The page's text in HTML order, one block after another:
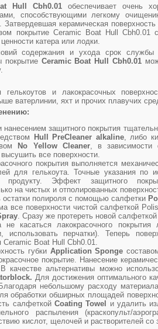
Hull Cbh0.01обеспечивает очень
способствующими легкому
керамическая
покрытие Ceramic Boat Hull Cbh0.01
катера или лодки.
содержания и ухода срок службы
покрытие Ceramic Boat Hull Cbh0.01
и лакокрасочных
ватерлинии, яхт и прочих плавучих
нанесением защитного покрытия
Hull PreCleaner alkaline, либо
No Yellow Cleaner, в зависимости
все поверхности.
покрытия выполняется
для гелькоута. Точные указания по
продукту. Эффект защитного
на чистых и отполированных
остатки полироля с помощью салфетки
все поверхности чистой салфеткой
. Сразу же протереть новой
не касаться лакокрасочного
использовать перчатки). Теперь
Ceramic Boat Hull Cbh0.01.
губки Application Sponge
покрытие. Нанесение
альтернативы можно
Для достижения оптимального
небольшому расходу
обработки обширных площадей
салфеткойCoating Towel
и удалить
распыления (краскопульт/
кислот, щелочей и растворителей со